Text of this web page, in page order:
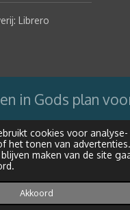
cookies voor analyse-
het tonen van advertenties.
maken van de site
Akkoord
Librero
in Gods plan